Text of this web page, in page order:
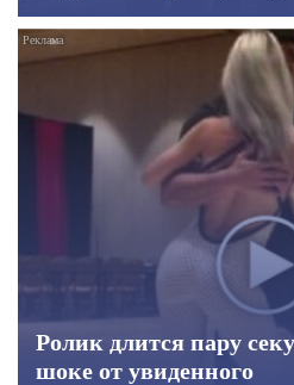
Ролик длится пару
шоке от увиденного